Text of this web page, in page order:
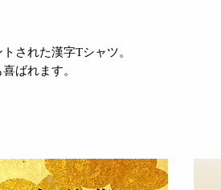
された漢字Tシャツ。
ばれます。